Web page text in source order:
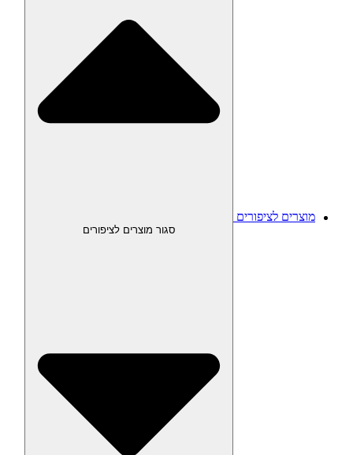
מוצרים לציפורים
סגור מוצרים לציפורים